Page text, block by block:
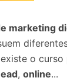
marketing
o curso
ead, online...